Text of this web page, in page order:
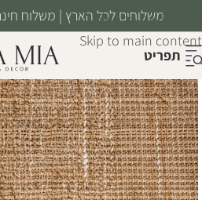
Skip to navigation
Skip to main content
משלוחים לכל הארץ | משלוח חינם
תפריט